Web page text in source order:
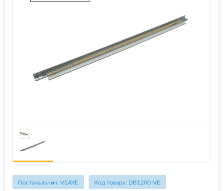
Постачальник: VEAYE Код товару: DB1200-VE